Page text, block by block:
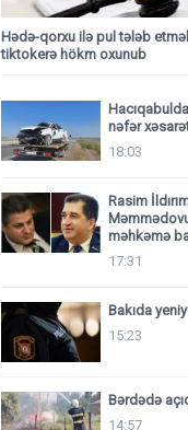
Hədə-qorxu ilə pul tələb
tiktokerə hökm oxunub
nəfər
18:03
Rasim
məhkəmə
17:31
Bakıda
15:23
Bərdədə
14:57